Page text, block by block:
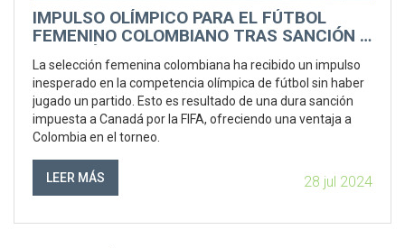
IMPULSO OLÍMPICO PARA EL FÚTBOL
FEMENINO COLOMBIANO TRAS SANCIÓN A
La selección femenina colombiana ha recibido un impulso
inesperado en la competencia olímpica de fútbol sin haber
jugado un partido. Esto es resultado de una dura sanción
impuesta a Canadá por la FIFA, ofreciendo una ventaja a
Colombia en el torneo.
LEER MÁS 28 jul 2024